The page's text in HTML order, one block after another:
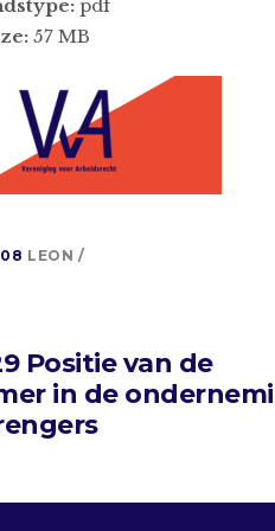
pdf
57 MB
LEON
Positie van de
in de